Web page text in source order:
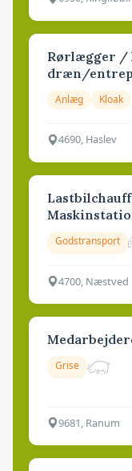
Rørlægger /
dræn/
Anlæg Kloak
4690, Haslev
Godstransport
4700, Næstved
Grise
9681, Ranum